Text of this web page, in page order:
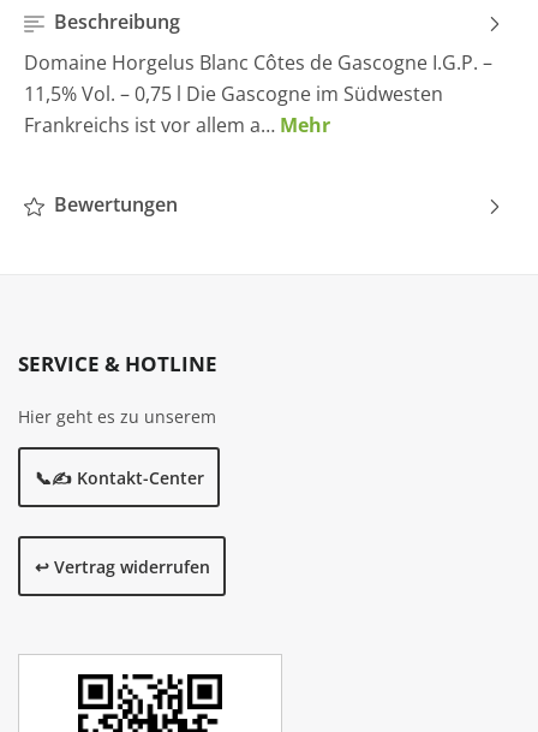
Beschreibung
Domaine Horgelus Blanc Côtes de Gascogne I.G.P. –
11,5% Vol. – 0,75 l Die Gascogne im Südwesten
Frankreichs ist vor allem a… Mehr
Bewertungen
SERVICE & HOTLINE
Hier geht es zu unserem
📞✍️ Kontakt-Center
↩️ Vertrag widerrufen